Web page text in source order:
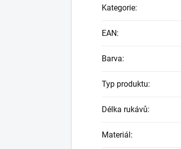
Kategorie:
EAN:
Barva:
Typ produktu:
Délka rukávů:
Materiál: